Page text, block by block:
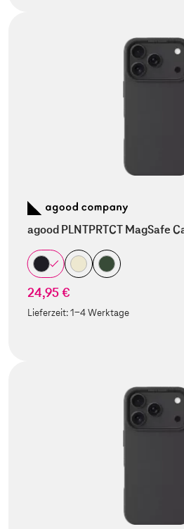
agood PLNTPRTCT MagSafe
24,95 €
Lieferzeit:1-4 Werktage